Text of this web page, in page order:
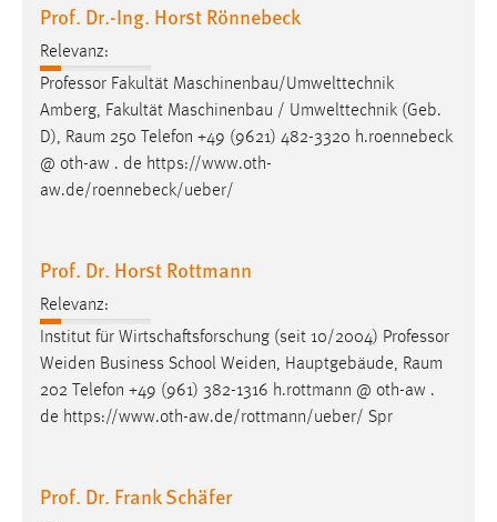
Prof. Dr.-Ing. Horst Rönnebeck
Relevanz:
Professor Fakultät Maschinenbau/Umwelttechnik
Amberg, Fakultät Maschinenbau / Umwelttechnik (Geb.
D), Raum 250 Telefon +49 (9621) 482-3320 h.roennebeck
@ oth-aw . de https://www.oth-
aw.de/roennebeck/ueber/
Prof. Dr. Horst Rottmann
Relevanz:
Institut für Wirtschaftsforschung (seit 10/2004) Professor
Weiden Business School Weiden, Hauptgebäude, Raum
202 Telefon +49 (961) 382-1316 h.rottmann @ oth-aw .
de https://www.oth-aw.de/rottmann/ueber/ Spr
Prof. Dr. Frank Schäfer